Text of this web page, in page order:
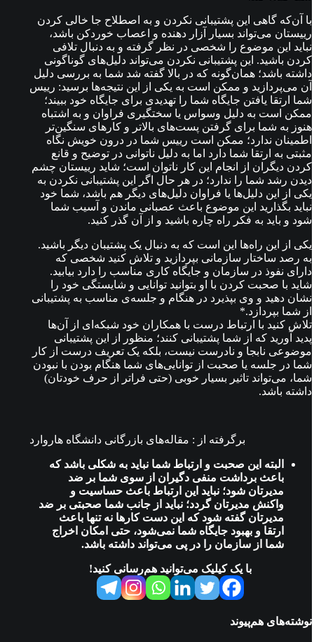
با آن‌که گاهی این پشتیبانی نکردن و به اصطلاح جا خالی کردن
رییستان می‌تواند بسیار آزار دهنده و اعصاب خوردکن باشد،
نباید این موضوع را شخصی در نظر گرفته و به دنبال تلافی
کردن باشید. این پشتیبانی نکردن می‌تواند دلیل‌های گوناگونی
داشته باشد؛ همان‌گونه که در بالا گفته شد شما به بررسی دلیل
آن می‌پردازید و ممکن است به یکی از این نتیجه‌ها برسید: رییس
شما ارتقا یافتن جایگاه شما را تهدیدی برای جایگاه خود ببیند؛
ممکن است به دلیل وسواس یا سختگیری فراوان و به اشتباه
هنوز به شما برای گرفتن پست‌های بالاتر و کارهای سنگین‌تر
اطمینان ندارد؛ ممکن است رییس شما در درون خویش نگاه
مثبتی به ارتقا شما دارد اما به دلیل ناتوانی در توضیح و قانع
کردن دیگران از انجام این کار ناتوان است؛ شاید رییستان چشم
دیدن رشد شما را ندارد؛ در هر حال اگر این پشتیبانی نکردن به
یکی از این دلیل‌ها یا فراوان دلیل‌های دیگر هم باشد، شما خود
نباید بگذارید این موضوع باعث عصبانی ماندن و آسیب شما
شود و باید به فکر راه چاره باشید و از آن گذر کنید.
یکی از این راه‌ها این است که به دنبال یک پشتیبان دیگر باشید.
به رصد ساختار سازمانی بپردازید و تلاش کنید شخصی که
دارای نفوذ در سازمان و جایگاه کاری مناسب را دارد بیابید.
شاید با صحبت کردن با او بتوانید توانایی و شایستگی خود را
نشان دهید و وی بپذیرد در هنگام و جلسه‌ی مناسب به پشتیبانی
از شما بپردازد.*
تلاش کنید با ارتباط درست با همکاران خود شبکه‌ای از آن‌ها
پدید آورید که از شما پشتیبانی ‌کنند؛ منظور از این پشتیبانی
موضوعی نابجا و نادرست نیست، بلکه یک تعریف درست از کار
شما در جلسه یا صحبت از توانایی‌های شما هنگام بودن با نبودن
شما، می‌تواند تاثیر بسیار خوبی (حتی فراتر از حرف خودتان)
داشته باشد.
برگرفته از : مقاله‌های بازرگانی دانشگاه هاروارد
البته این صحبت و ارتباط شما نباید به شکلی باشد که
باعث برداشت منفی دگیران از سوی شما بر ضد
مدیرتان شود؛ نباید این ارتباط باعث حساسیت و
واکنش مدیرتان گردد؛ نباید از جانب شما صحبتی بر ضد
مدیرتان گفته شود که این دست کارها نه تنها باعث
ارتقا و بهبود جایگاه شما نمی‌شود، حتی امکان اخراج
شما از سازمان را در پی می‌تواند داشته باشد.
با یک کیلیک می‌توانید هم‌رسانی کنید!
نوشته‌های هم‌پیوند